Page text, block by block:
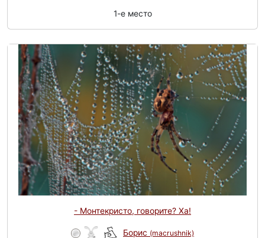
1-e место
- Монтекристо, говорите? Ха!
Борис (macrushnik)